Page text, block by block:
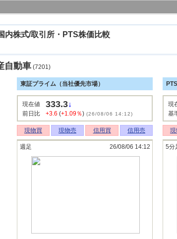
内株式/取引所・PTS株価比較
自動車 (7201)
東証プライム（当社優先市場）
現在値 333.3↓
前日比 +3.6 (+1.09％) (26/08/06 14:12)
現物買 現物売 信用買 信用売
週足 26/08/06 14:12
PTS
現
基
現
5分